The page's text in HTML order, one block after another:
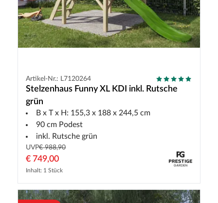
Artikel-Nr.: L7120264
Stelzenhaus Funny XL KDI inkl. Rutsche
grün
B x T x H: 155,3 x 188 x 244,5 cm
90 cm Podest
inkl. Rutsche grün
UVP€ 988,90
€ 749,00
Inhalt: 1 Stück